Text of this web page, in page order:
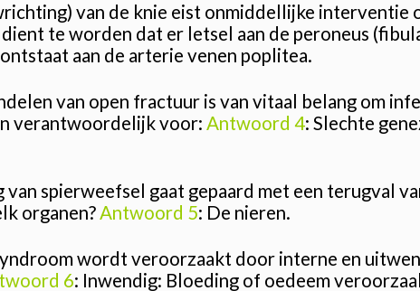
van de knie eist onmiddellijke interventie
te worden dat er letsel aan de peroneus
aan de arterie venen poplitea.
van open fractuur is van vitaal belang om
verantwoordelijk voor: Antwoord 4: Slechte
van spierweefsel gaat gepaard met een terugval
organen?Antwoord 5: De nieren.
wordt veroorzaakt door interne en
6: Inwendig: Bloeding of oedeem